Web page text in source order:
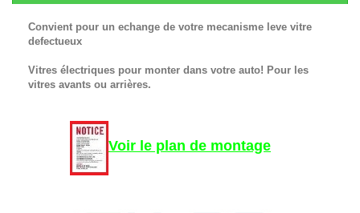
Convient pour un echange de votre mecanisme leve vitre
defectueux
Vitres électriques pour monter dans votre auto! Pour les
vitres avants ou arrières.
Voir le plan de montage